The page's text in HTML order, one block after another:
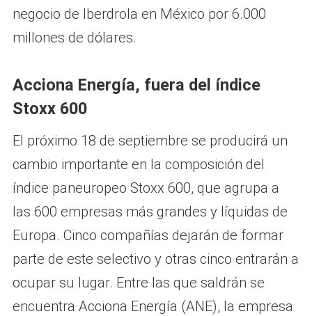
negocio de Iberdrola en México por 6.000
millones de dólares.
Acciona Energía, fuera del índice
Stoxx 600
El próximo 18 de septiembre se producirá un
cambio importante en la composición del
índice paneuropeo Stoxx 600, que agrupa a
las 600 empresas más grandes y líquidas de
Europa. Cinco compañías dejarán de formar
parte de este selectivo y otras cinco entrarán a
ocupar su lugar. Entre las que saldrán se
encuentra Acciona Energía (ANE), la empresa